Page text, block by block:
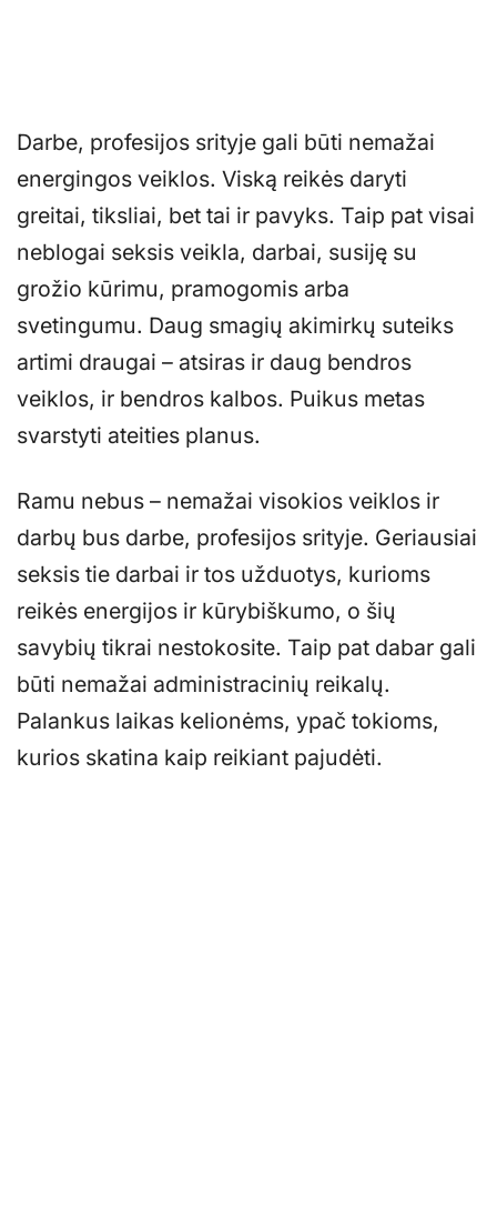
Darbe, profesijos srityje gali būti nemažai
energingos veiklos. Viską reikės daryti
greitai, tiksliai, bet tai ir pavyks. Taip pat visai
neblogai seksis veikla, darbai, susiję su
grožio kūrimu, pramogomis arba
svetingumu. Daug smagių akimirkų suteiks
artimi draugai – atsiras ir daug bendros
veiklos, ir bendros kalbos. Puikus metas
svarstyti ateities planus.
Ramu nebus – nemažai visokios veiklos ir
darbų bus darbe, profesijos srityje. Geriausiai
seksis tie darbai ir tos užduotys, kurioms
reikės energijos ir kūrybiškumo, o šių
savybių tikrai nestokosite. Taip pat dabar gali
būti nemažai administracinių reikalų.
Palankus laikas kelionėms, ypač tokioms,
kurios skatina kaip reikiant pajudėti.